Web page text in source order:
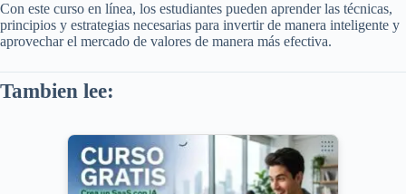
Con este curso en línea, los estudiantes pueden aprender las técnicas,
principios y estrategias necesarias para invertir de manera inteligente y
aprovechar el mercado de valores de manera más efectiva.
Tambien lee: